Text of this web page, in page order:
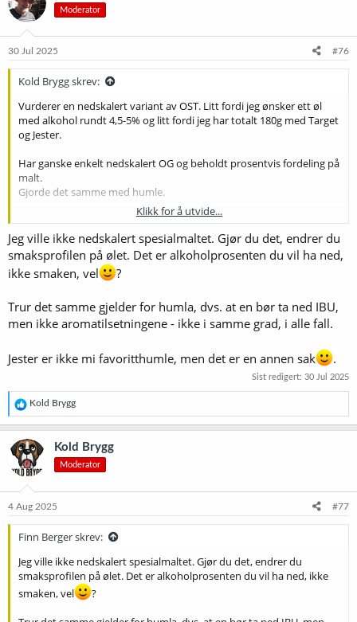
Moderator
30 Jul 2025 #76
Kold Brygg skrev:
Vurderer en nedskalert variant av OST. Litt fordi jeg ønsker ett øl
med alkohol rundt 4,5-5% og litt fordi jeg har totalt 180g med Target
og Jester.
Har ganske enkelt nedskalert OG og beholdt prosentvis fordeling på
malt.
Gjorde det samme med humle.
Da får jeg en godt humlet Best Bitter.
Noen med innspill?
Powerful and easy to use tool for your brewing needs
share.brewfather.app
Klikk for å utvide...
Jeg ville ikke nedskalert spesialmaltet. Gjør du det, endrer du
smaksprofilen på ølet. Det er alkoholprosenten du vil ha ned,
ikke smaken, vel
?
Trur det samme gjelder for humla, dvs. at en bør ta ned IBU,
men ikke aromatilsetningene - ikke i samme grad, i alle fall.
Jester er ikke mi favoritthumle, men det er en annen sak .
Sist redigert: 30 Jul 2025
R
e
a
k
s
j
o
e
Kold Brygg
Kold Brygg
Moderator
4 Aug 2025 #77
Finn Berger skrev:
Jeg ville ikke nedskalert spesialmaltet. Gjør du det, endrer du
smaksprofilen på ølet. Det er alkoholprosenten du vil ha ned, ikke
smaken, vel
?